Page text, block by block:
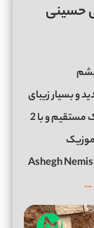
حسینی
و بسیار زیبای
به نام “عاشق نمیشم ” بصورت لینک مستقیم و با 2
Ashegh
…